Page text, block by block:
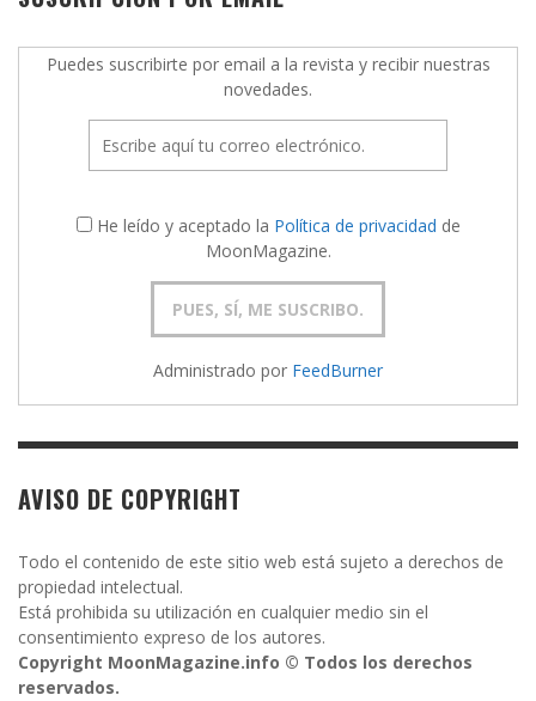
Puedes suscribirte por email a la revista y recibir nuestras
novedades.
He leído y aceptado la Política de privacidad de
MoonMagazine.
Administrado por FeedBurner
AVISO DE COPYRIGHT
Todo el contenido de este sitio web está sujeto a derechos de
propiedad intelectual.
Está prohibida su utilización en cualquier medio sin el
consentimiento expreso de los autores.
Copyright MoonMagazine.info © Todos los derechos
reservados.